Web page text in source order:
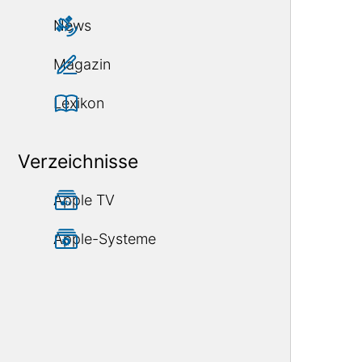
News
Magazin
Lexikon
Verzeichnisse
Apple TV
Apple-Systeme